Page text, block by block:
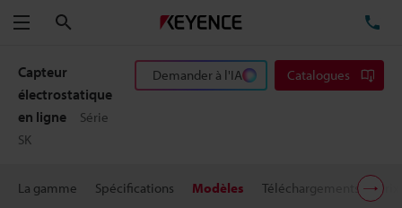
Menu
Capteur
électrostatique
en ligne
Série
SK
Demander à l'IA Catalogues
La gamme Spécifications Modèles Téléchargements Prix